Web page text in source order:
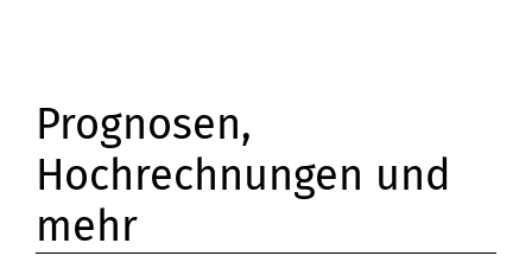
Prognosen,
Hochrechnungen und
mehr